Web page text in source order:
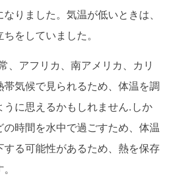
りました。気温が低いときは、
をしていました。
、アフリカ、南アメリカ、カリ
帯気候で見られるため、体温を調
うに思えるかもしれません.しか
の時間を水中で過ごすため、体温
する可能性があるため、熱を保存